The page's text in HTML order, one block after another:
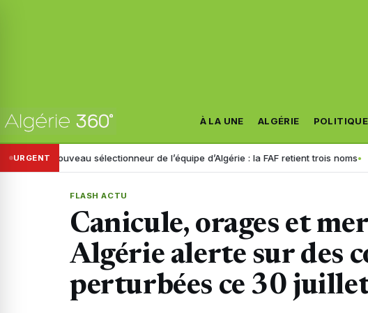
À LA UNE ALGÉRIE POLITIQUE
URGENT
Nouveau sélectionneur de l’équipe d’Algérie : la FAF retient trois noms
FLASH ACTU
Canicule, orages et
Algérie alerte sur des
perturbées ce 30